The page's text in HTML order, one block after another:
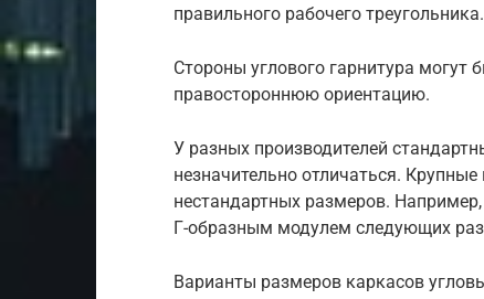
правильного рабочего треугольника.
Стороны углового гарнитура
правостороннюю ориентацию.
У разных производителей
незначительно отличаться.
нестандартных размеров.
Г-образным модулем следующих
Варианты размеров каркасов